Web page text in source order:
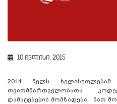
10 ივლისი, 2015
2014 წელს
თვითმმართველობათა
დამატებების მომზადება, მათ